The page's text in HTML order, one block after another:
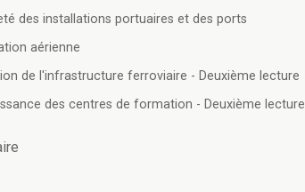
des installations portuaires et des ports
aérienne
de l'infrastructure ferroviaire - Deuxième lecture
des centres de formation - Deuxième lecture